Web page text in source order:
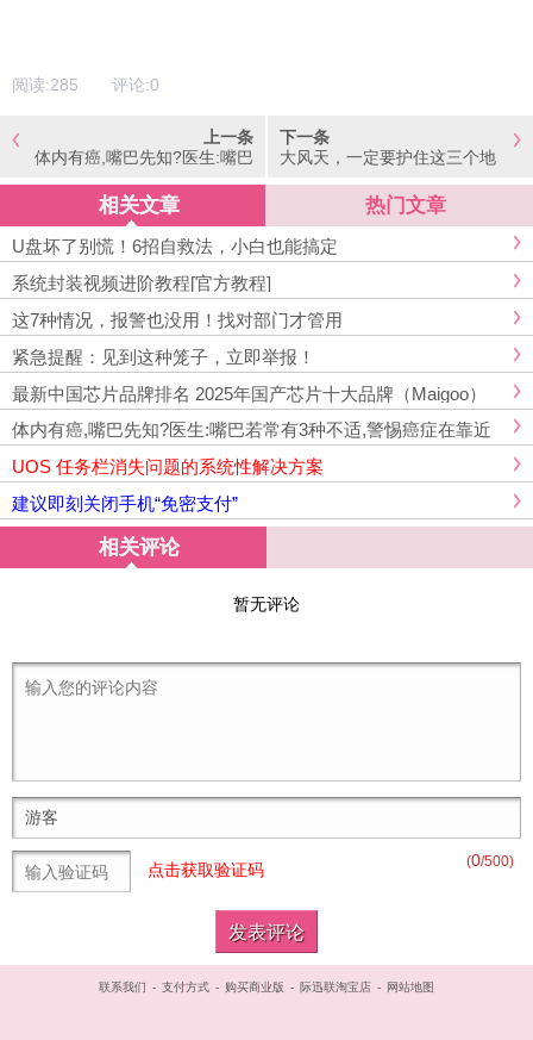
阅读:285 评论:0
上一条
体内有癌,嘴巴先知?医生:嘴巴
下一条
大风天，一定要护住这三个地
相关文章 热门文章
​U盘坏了别慌！6招自救法，小白也能搞定
系统封装视频进阶教程[官方教程]
这7种情况，报警也没用！找对部门才管用
紧急提醒：见到这种笼子，立即举报！
最新中国芯片品牌排名 2025年国产芯片十大品牌（Maigoo）
体内有癌,嘴巴先知?医生:嘴巴若常有3种不适,警惕癌症在靠近
UOS 任务栏消失问题的系统性解决方案
建议即刻关闭手机“免密支付”
相关评论
暂无评论
(0/500)
点击获取验证码
联系我们 - 支付方式 - 购买商业版 - 际迅联淘宝店 - 网站地图